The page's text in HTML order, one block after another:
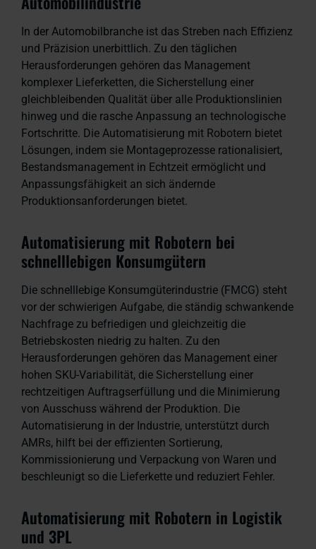
In der Automobilbranche ist das Streben nach Effizienz
und Präzision unerbittlich. Zu den täglichen
Herausforderungen gehören das Management
komplexer Lieferketten, die Sicherstellung einer
gleichbleibenden Qualität über alle Produktionslinien
hinweg und die rasche Anpassung an technologische
Fortschritte. Die Automatisierung mit Robotern bietet
Lösungen, indem sie Montageprozesse rationalisiert,
Bestandsmanagement in Echtzeit ermöglicht und
Anpassungsfähigkeit an sich ändernde
Produktionsanforderungen bietet.
Automatisierung mit Robotern bei
schnelllebigen Konsumgütern
Die schnelllebige Konsumgüterindustrie (FMCG) steht
vor der schwierigen Aufgabe, die ständig schwankende
Nachfrage zu befriedigen und gleichzeitig die
Betriebskosten niedrig zu halten. Zu den
Herausforderungen gehören das Management einer
hohen SKU-Variabilität, die Sicherstellung einer
rechtzeitigen Auftragserfüllung und die Minimierung
von Ausschuss während der Produktion. Die
Automatisierung in der Industrie, unterstützt durch
AMRs, hilft bei der effizienten Sortierung,
Kommissionierung und Verpackung von Waren und
beschleunigt so die Lieferkette und reduziert Fehler.
Automatisierung mit Robotern in Logistik
und 3PL